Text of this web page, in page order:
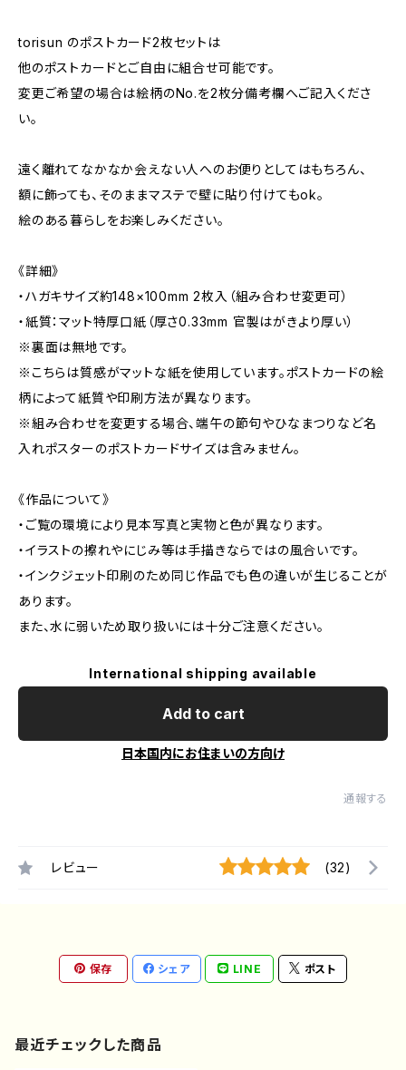
torisun のポストカード2枚セットは
他のポストカードとご自由に組合せ可能です。
変更ご希望の場合は絵柄のNo.を2枚分備考欄へご記入くださ
い。
遠く離れてなかなか会えない人へのお便りとしてはもちろん、
額に飾っても、そのままマステで壁に貼り付けてもok。
絵のある暮らしをお楽しみください。
《詳細》
・ハガキサイズ約148×100mm 2枚入（組み合わせ変更可）
・紙質：マット特厚口紙（厚さ0.33mm 官製はがきより厚い）
※裏面は無地です。
※こちらは質感がマットな紙を使用しています。ポストカードの絵
柄によって紙質や印刷方法が異なります。
※組み合わせを変更する場合、端午の節句やひなまつりなど名
入れポスターのポストカードサイズは含みません。
《作品について》
・ご覧の環境により見本写真と実物と色が異なります。
・イラストの擦れやにじみ等は手描きならではの風合いです。
・インクジェット印刷のため同じ作品でも色の違いが生じることが
あります。
また、水に弱いため取り扱いには十分ご注意ください。
International shipping available
Add to cart
日本国内にお住まいの方向け
通報する
レビュー (32)
保存 シェア LINE ポスト
最近チェックした商品